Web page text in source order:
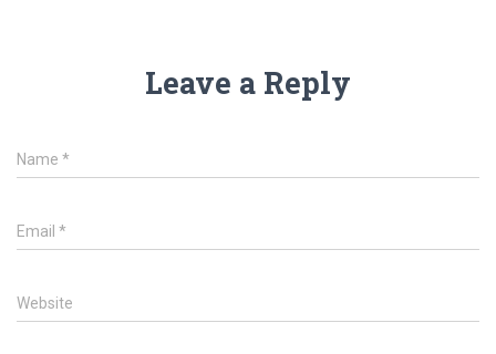
Leave a Reply
Name *
Email *
Website